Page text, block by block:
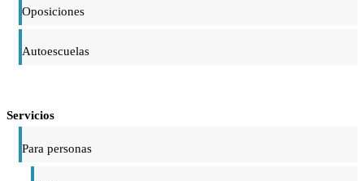
Oposiciones
Autoescuelas
Servicios
Para personas